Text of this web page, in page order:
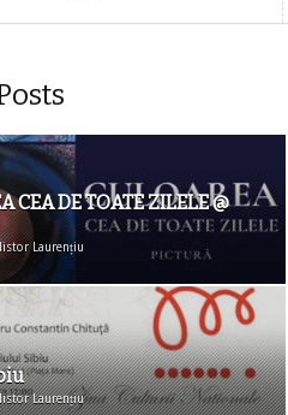
CEA DE TOATE ZILELE @
Laurențiu
Laurențiu